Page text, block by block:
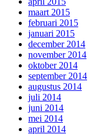
maart 2015
februari 2015
januari 2015
december 2014
november 2014
oktober 2014
september 2014
augustus 2014
juli 2014
juni 2014
mei 2014
april 2014